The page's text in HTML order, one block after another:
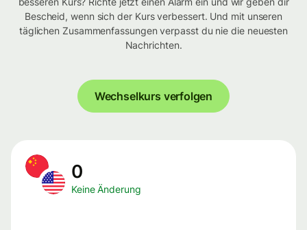
Bescheid, wenn sich der Kurs verbessert. Und mit unseren
täglichen Zusammenfassungen verpasst du nie die neuesten
Nachrichten.
Wechselkurs verfolgen
0
Keine Änderung